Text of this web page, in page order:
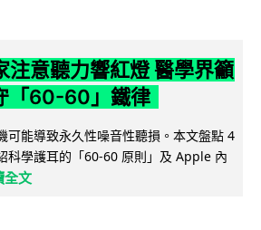
意聽力響紅燈 醫學界籲
「60-60」鐵律
可能導致永久性噪音性聽損。本文盤點 4
科學護耳的「60-60 原則」及 Apple 內
全文